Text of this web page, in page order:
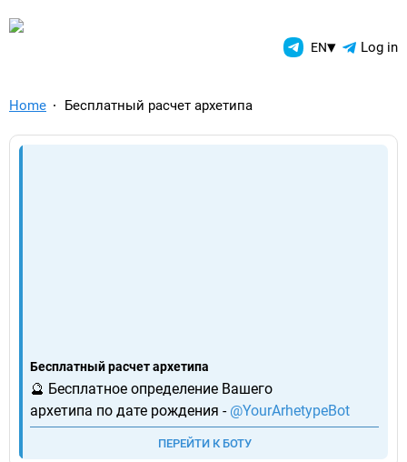
TelegramAds.com — EN▾ Log in
Home Бесплатный расчет архетипа
Бесплатный расчет архетипа
🔮 Бесплатное определение Вашего
архетипа по дате рождения - @YourArhetypeBot
ПЕРЕЙТИ К БОТУ